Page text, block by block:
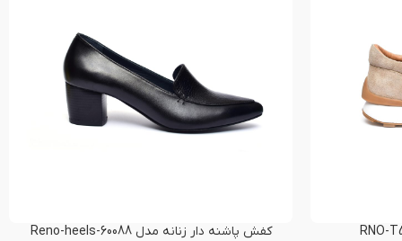
کفش پاشنه دار زنانه مدل Reno-heels-60088